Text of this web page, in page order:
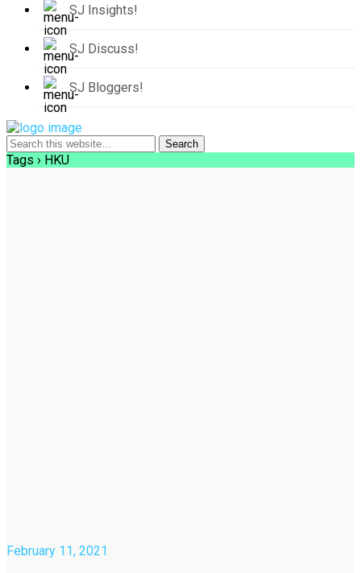
SJ Insights!
SJ Discuss!
SJ Bloggers!
Tags › HKU
February 11, 2021